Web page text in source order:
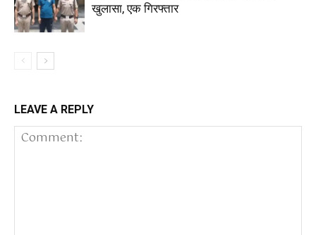
खुलासा, एक गिरफ्तार
LEAVE A REPLY